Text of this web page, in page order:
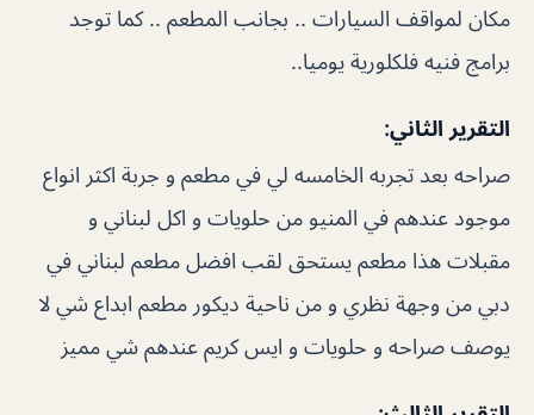
مكان لمواقف السيارات .. بجانب المطعم .. كما توجد
برامج فنيه فلكلورية يوميا..
التقرير الثاني:
صراحه بعد تجربه الخامسه لي في مطعم و جربة اكثر انواع
موجود عندهم في المنيو من حلويات و اكل لبناني و
مقبلات هذا مطعم يستحق لقب افضل مطعم لبناني في
دبي من وجهة نظري و من ناحية ديكور مطعم ابداع شي لا
يوصف صراحه و حلويات و ايس كريم عندهم شي مميز